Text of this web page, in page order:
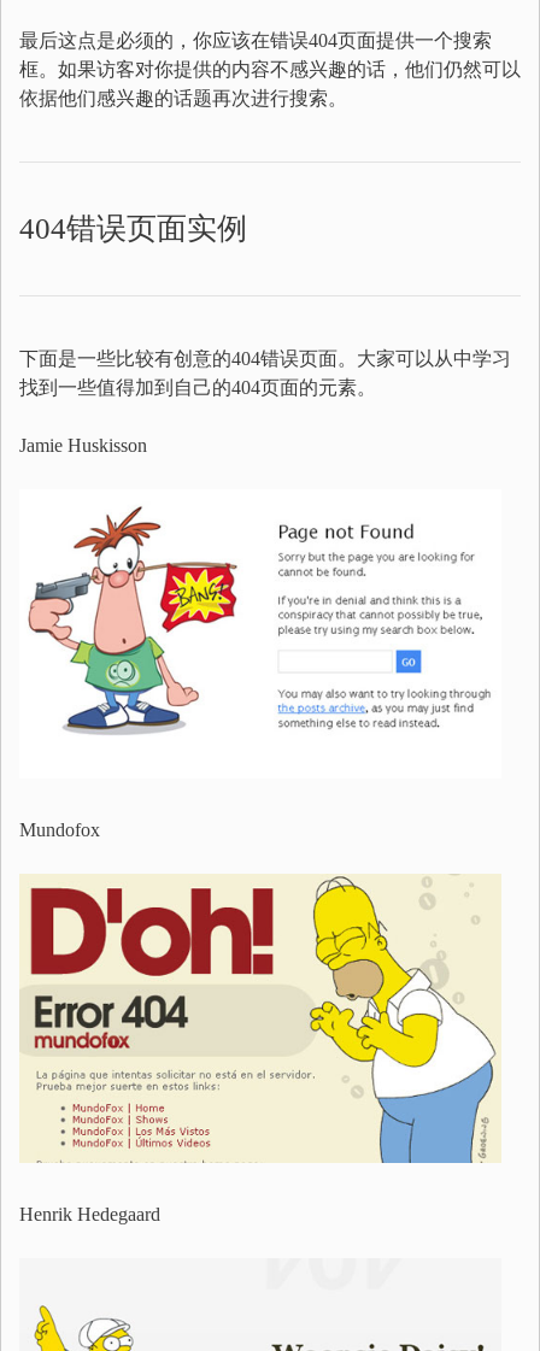
最后这点是必须的，你应该在错误404页面提供一个搜索
框。如果访客对你提供的内容不感兴趣的话，他们仍然可以
依据他们感兴趣的话题再次进行搜索。
404错误页面实例
下面是一些比较有创意的404错误页面。大家可以从中学习
找到一些值得加到自己的404页面的元素。
Jamie Huskisson
Mundofox
Henrik Hedegaard